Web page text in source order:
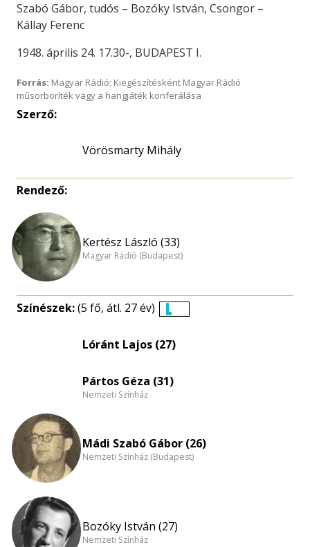
Szabó Gábor, tudós – Bozóky István, Csongor –
Kállay Ferenc
1948. április 24. 17.30-, BUDAPEST I.
Forrás: Magyar Rádió; Kiegészítésként Magyar Rádió
műsorboríték vagy a hangjáték konferálása
Szerző:
Vörösmarty Mihály
Rendező:
Kertész László (33)
Magyar Rádió (Budapest)
Színészek:(5 fő, átl. 27 év)
eloszlás
Lóránt Lajos (27)
Pártos Géza (31)
Nemzeti Színház
Mádi Szabó Gábor (26)
Nemzeti Színház (Budapest)
Bozóky István (27)
Nemzeti Színház